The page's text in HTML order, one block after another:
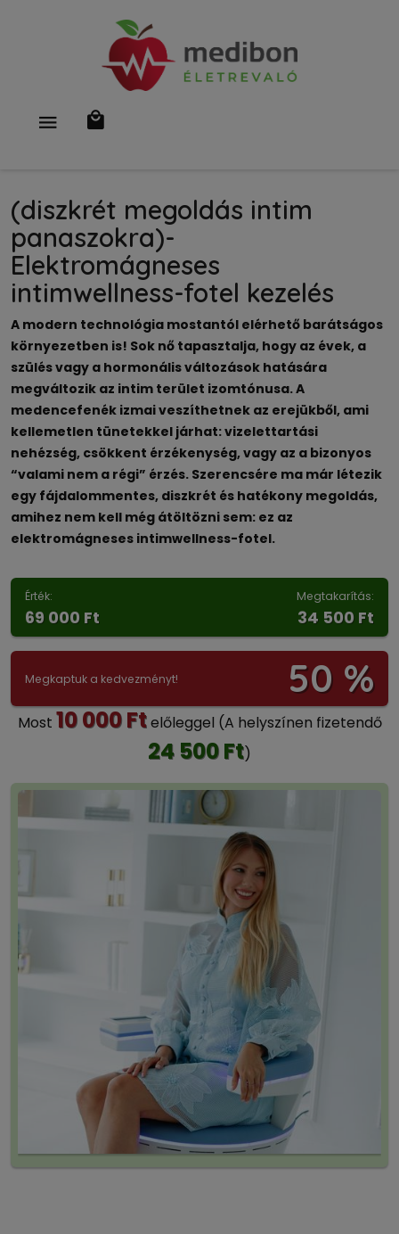
(diszkrét megoldás intim
panaszokra)-
Elektromágneses
intimwellness-fotel kezelés
A modern technológia mostantól elérhető barátságos
környezetben is! Sok nő tapasztalja, hogy az évek, a
szülés vagy a hormonális változások hatására
megváltozik az intim terület izomtónusa. A
medencefenék izmai veszíthetnek az erejükből, ami
kellemetlen tünetekkel járhat: vizelettartási
nehézség, csökkent érzékenység, vagy az a bizonyos
“valami nem a régi” érzés. Szerencsére ma már létezik
egy fájdalommentes, diszkrét és hatékony megoldás,
amihez nem kell még átöltözni sem: ez az
elektromágneses intimwellness-fotel.
Érték:
69 000 Ft
Megtakarítás:
34 500 Ft
Megkaptuk a kedvezményt! 50 %
Most 10 000 Ftelőleggel (A helyszínen fizetendő
24 500 Ft)